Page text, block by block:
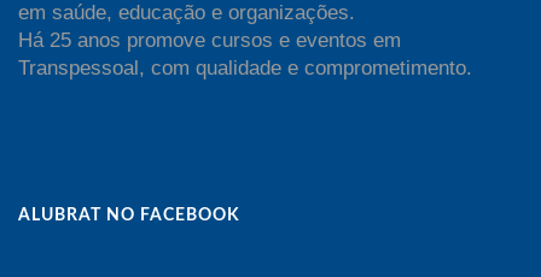
em saúde, educação e organizações.
Há 25 anos promove cursos e eventos em
Transpessoal, com qualidade e comprometimento.
ALUBRAT NO FACEBOOK